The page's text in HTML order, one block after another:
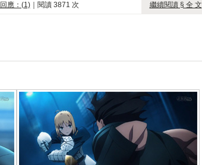
回應：(1)｜閱讀 3871 次 繼續閱讀 § 全 文